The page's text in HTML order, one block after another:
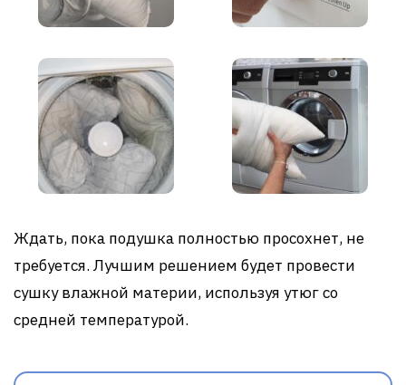
Ждать, пока подушка полностью просохнет, не
требуется. Лучшим решением будет провести
сушку влажной материи, используя утюг со
средней температурой.